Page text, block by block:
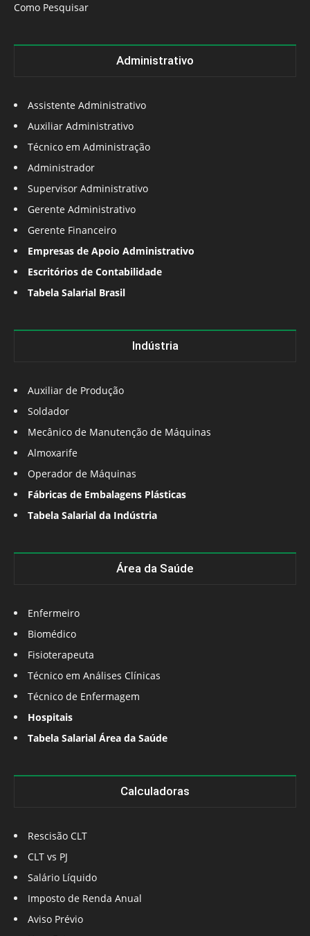
Como Pesquisar
Administrativo
Assistente Administrativo
Auxiliar Administrativo
Técnico em Administração
Administrador
Supervisor Administrativo
Gerente Administrativo
Gerente Financeiro
Empresas de Apoio Administrativo
Escritórios de Contabilidade
Tabela Salarial Brasil
Indústria
Auxiliar de Produção
Soldador
Mecânico de Manutenção de Máquinas
Almoxarife
Operador de Máquinas
Fábricas de Embalagens Plásticas
Tabela Salarial da Indústria
Área da Saúde
Enfermeiro
Biomédico
Fisioterapeuta
Técnico em Análises Clínicas
Técnico de Enfermagem
Hospitais
Tabela Salarial Área da Saúde
Calculadoras
Rescisão CLT
CLT vs PJ
Salário Líquido
Imposto de Renda Anual
Aviso Prévio